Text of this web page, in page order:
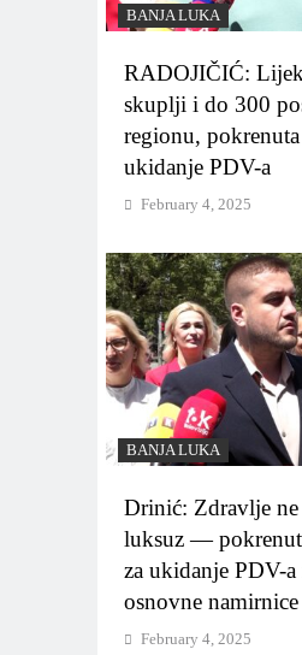
BANJA LUKA
RADOJIČIĆ:
skuplji i do 300
regionu,
ukidanje PDV-a
February 4, 2025
BANJA LUKA
Drinić: Zdravlje
luksuz —
za ukidanje PDV-
osnovne namirnice
February 4, 2025